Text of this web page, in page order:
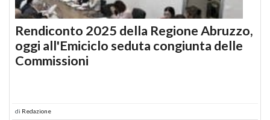
Rendiconto 2025 della Regione Abruzzo,
oggi all'Emiciclo seduta congiunta delle
Commissioni
di Redazione